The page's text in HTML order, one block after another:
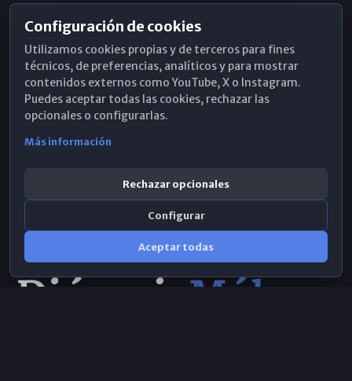
Horarios de Misa
Hemeroteca
WhatsApp
Configuración de cookies
Utilizamos cookies propias y de terceros para fines
técnicos, de preferencias, analíticos y para mostrar
contenidos externos como YouTube, X o Instagram.
Puedes aceptar todas las cookies, rechazar las
opcionales o configurarlas.
Más información
Rechazar opcionales
Configurar
Aceptar todas